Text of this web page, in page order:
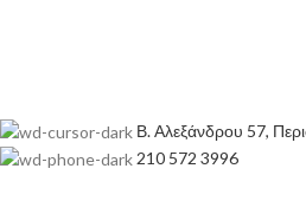
Β. Αλεξάνδρου 57,
210 572 3996